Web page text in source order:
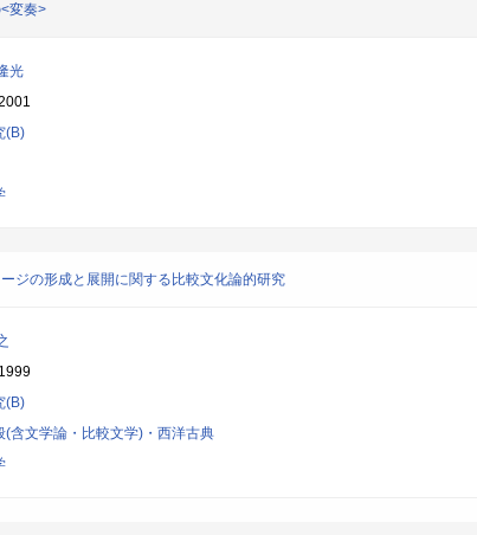
変奏>
光
(B)
ジの形成と展開に関する比較文化論的研究
(B)
(含文学論・比較文学)・西洋古典